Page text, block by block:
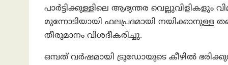
പാർട്ടിക്കുള്ളിലെ ആഭ്യന്തര
മുന്നോടിയായി ഫലപ്രദമായി നയിക്കാനുള്ള
തീരുമാനം വിശദീകരിച്ചു.
ഒമ്പത് വർഷമായി ട്രൂഡോയുടെ കീഴിൽ